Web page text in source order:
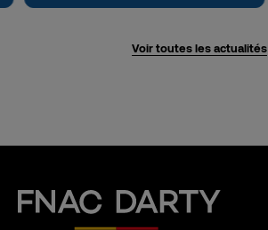
Voir toutes les actualités
Fnac Darty